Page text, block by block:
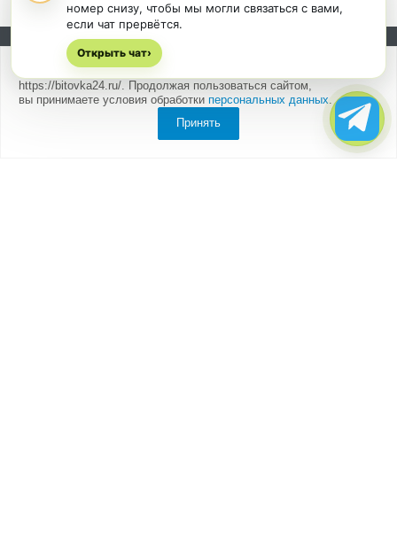
Подписывайтесь на новости и акции:
используем cookiesдля быстрой и удобной работы сайта
https://bitovka24.ru/. Продолжая пользоваться сайтом,
вы принимаете условия обработки персональных данных.
Принять
номер снизу, чтобы мы могли связаться с вами,
если чат прервётся.
Открыть чат›